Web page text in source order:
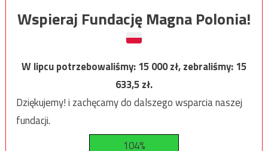
Wspieraj Fundację Magna Polonia!
W lipcu potrzebowaliśmy:15 000zł, zebraliśmy:15
633,5zł.
Dziękujemy! i zachęcamy do dalszego wsparcia naszej
fundacji.
104%